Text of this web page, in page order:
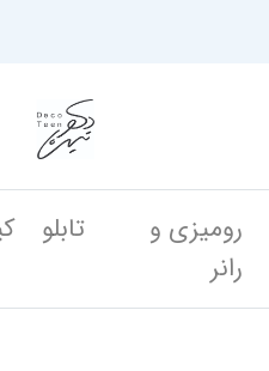
رومیزی و
رانر
تابلو